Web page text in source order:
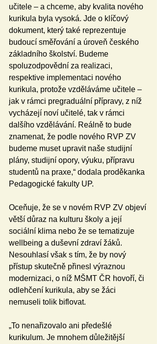
učitele – a chceme, aby kvalita nového
kurikula byla vysoká. Jde o klíčový
dokument, který také reprezentuje
budoucí směřování a úroveň českého
základního školství. Budeme
spoluzodpovědní za realizaci,
respektive implementaci nového
kurikula, protože vzděláváme učitele –
jak v rámci pregraduální přípravy, z níž
vycházejí noví učitelé, tak v rámci
dalšího vzdělávání. Reálně to bude
znamenat, že podle nového RVP ZV
budeme muset upravit naše studijní
plány, studijní opory, výuku, přípravu
studentů na praxe,“ dodala proděkanka
Pedagogické fakulty UP.
Oceňuje, že se v novém RVP ZV objeví
větší důraz na kulturu školy a její
sociální klima nebo že se tematizuje
wellbeing a duševní zdraví žáků.
Nesouhlasí však s tím, že by nový
přístup skutečně přinesl výraznou
modernizaci, o níž MŠMT ČR hovoří, či
odlehčení kurikula, aby se žáci
nemuseli tolik biflovat.
„To nenařizovalo ani předešlé
kurikulum. Je mnohem důležitější